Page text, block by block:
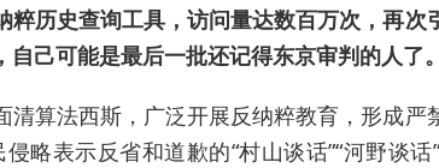
历史查询工具，访问量达数百万次，再
己可能是最后一批还记得东京审判的人了
算法西斯，广泛开展反纳粹教育，形成严
略表示反省和道歉的“村山谈话”“河野谈